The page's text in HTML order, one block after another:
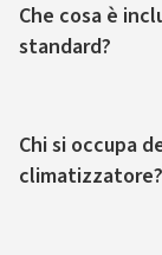
Che cosa è
standard?
Chi si occupa
climatizzatore?